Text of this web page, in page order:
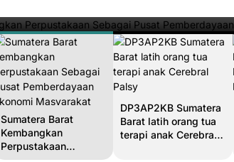
Sumatera Barat
Kembangkan
Perpustakaan
Sebagai Pusat
DP3AP2KB Sumatera
Barat latih orang tua
terapi anak Cerebral